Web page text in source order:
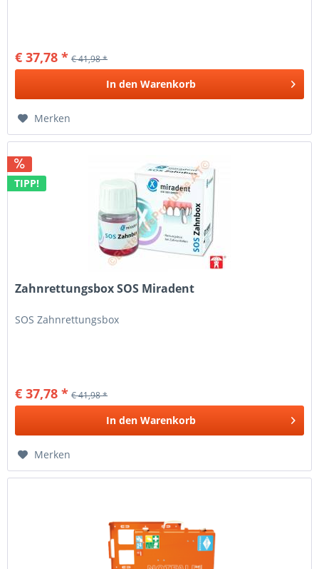
€ 37,78 * € 41,98 *
In den Warenkorb
Merken
TIPP!
Zahnrettungsbox SOS Miradent
SOS Zahnrettungsbox
€ 37,78 * € 41,98 *
In den Warenkorb
Merken